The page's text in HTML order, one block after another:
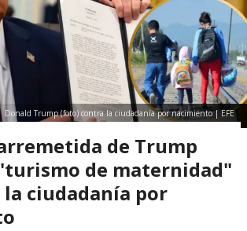
Donald Trump (foto) contra la ciudadanía por nacimiento | EFE
de Trump
de maternidad"
la ciudadanía por